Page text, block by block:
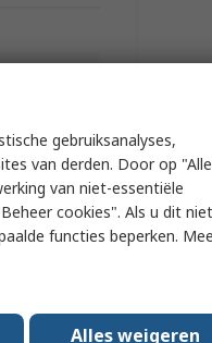
gebruiksanalyses,
van derden. Door op
van niet-essentiële
cookies". Als u dit niet
functies beperken.
Alles weigeren